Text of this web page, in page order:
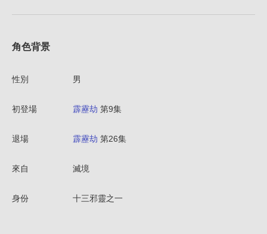
角色背景
性別 男
初登場 霹靂劫 第9集
退場 霹靂劫 第26集
來自 滅境
身份 十三邪靈之一